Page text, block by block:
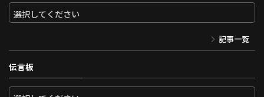
記事一覧
伝言板